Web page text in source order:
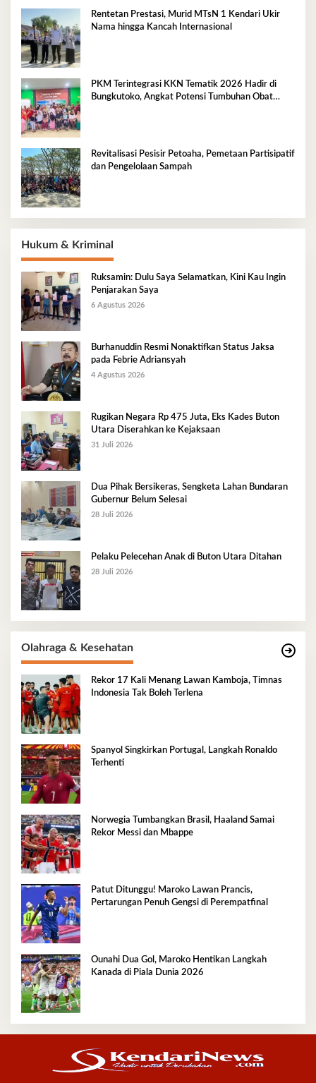
Rentetan Prestasi, Murid MTsN 1 Kendari Ukir
Nama hingga Kancah Internasional
PKM Terintegrasi KKN Tematik 2026 Hadir di
Bungkutoko, Angkat Potensi Tumbuhan Obat
Revitalisasi Pesisir Petoaha, Pemetaan Partisipatif
dan Pengelolaan Sampah
Hukum & Kriminal
Ruksamin: Dulu Saya Selamatkan, Kini Kau Ingin
Penjarakan Saya
6 Agustus 2026
Burhanuddin Resmi Nonaktifkan Status Jaksa
pada Febrie Adriansyah
4 Agustus 2026
Rugikan Negara Rp 475 Juta, Eks Kades Buton
Utara Diserahkan ke Kejaksaan
31 Juli 2026
Dua Pihak Bersikeras, Sengketa Lahan Bundaran
Gubernur Belum Selesai
28 Juli 2026
Pelaku Pelecehan Anak di Buton Utara Ditahan
28 Juli 2026
Olahraga & Kesehatan
Rekor 17 Kali Menang Lawan Kamboja, Timnas
Indonesia Tak Boleh Terlena
Spanyol Singkirkan Portugal, Langkah Ronaldo
Terhenti
Norwegia Tumbangkan Brasil, Haaland Samai
Rekor Messi dan Mbappe
Patut Ditunggu! Maroko Lawan Prancis,
Pertarungan Penuh Gengsi di Perempatfinal
Ounahi Dua Gol, Maroko Hentikan Langkah
Kanada di Piala Dunia 2026